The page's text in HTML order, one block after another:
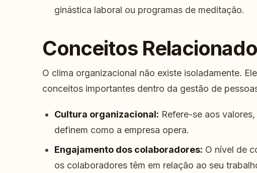
ginástica laboral ou programas de meditação.
Conceitos
O clima organizacional não existe isoladamente.
conceitos importantes dentro da gestão de
Cultura organizacional: Refere-se aos
definem como a empresa opera.
Engajamento dos colaboradores: O nível de
os colaboradores têm em relação ao seu